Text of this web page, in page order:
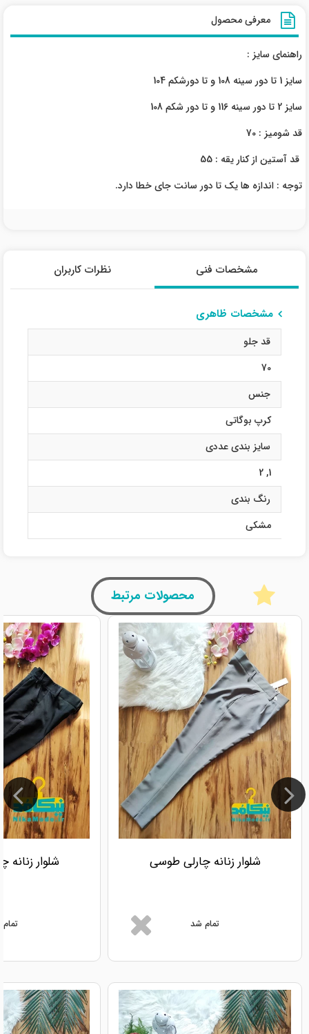
معرفی محصول
راهنمای سایز :
سایز 1 تا دور سینه 108 و تا دورشکم 104
سایز 2 تا دور سینه 116 و تا دور شکم 108
قد شومیز : 70
قد آستین از کنار یقه : 55
توجه : اندازه ها یک تا دور سانت جای خطا دارد.
مشخصات فنی نظرات کاربران
مشخصات ظاهری
قد جلو
70
جنس
کرپ بوگاتی
سایز بندی عددی
1
,
2
رنگ بندی
مشکی
محصولات مرتبط
شلوار زنانه چارلی طوسی
تمام شد
شلوار